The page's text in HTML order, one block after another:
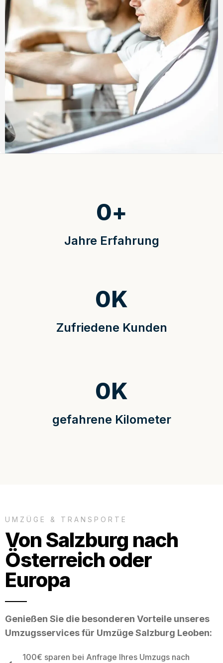
Jahre Erfahrung
0+
Zufriedene Kunden
0K
gefahrene Kilometer
0K
UMZÜGE & TRANSPORTE
Von Salzburg nach
Österreich oder
Europa
Genießen Sie die besonderen Vorteile unseres
Umzugsservices für Umzüge Salzburg Leoben:
100€ sparen bei Anfrage Ihres Umzugs nach